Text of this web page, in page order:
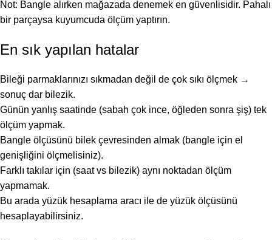
Not: Bangle alırken mağazada denemek en güvenlisidir. Pahalı
bir parçaysa kuyumcuda ölçüm yaptırın.
En sık yapılan hatalar
Bileği parmaklarınızı sıkmadan değil de çok sıkı ölçmek →
sonuç dar bilezik.
Günün yanlış saatinde (sabah çok ince, öğleden sonra şiş) tek
ölçüm yapmak.
Bangle ölçüsünü bilek çevresinden almak (bangle için el
genişliğini ölçmelisiniz).
Farklı takılar için (saat vs bilezik) aynı noktadan ölçüm
yapmamak.
Bu arada yüzük hesaplama aracı ile de yüzük ölçüsünü
hesaplayabilirsiniz.